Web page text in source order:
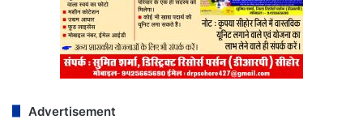
Advertisement